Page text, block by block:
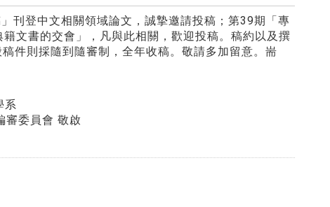
刊登中文相關領域論文，誠摯邀請投稿；第39期「專
文書的交會」，凡與此相關，歡迎投稿。稿約以及撰
稿件則採隨到隨審制，全年收稿。敬請多加留意。耑
敬啟